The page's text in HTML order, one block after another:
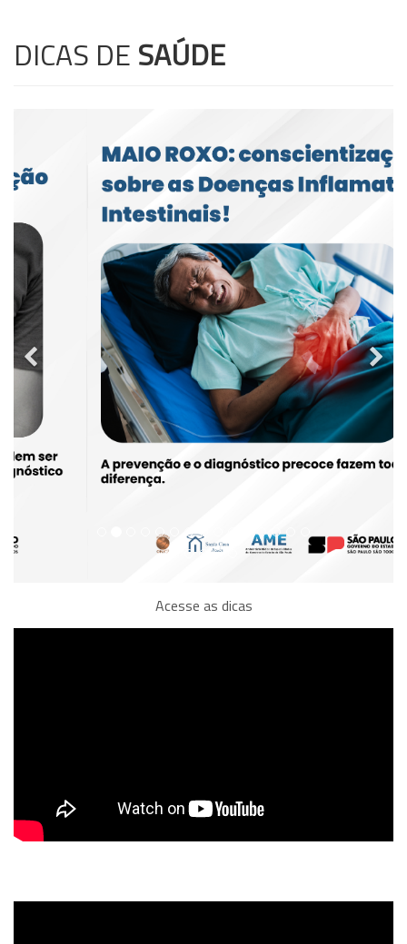
DICAS DE SAÚDE
Acesse as dicas